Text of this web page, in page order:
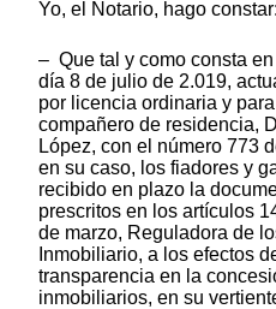
Yo, el Notario, hago constar:
– Que tal y como consta
día 8 de julio de 2.019,
por licencia ordinaria y
compañero de residencia,
López, con el número 773
en su caso, los fiadores y
recibido en plazo la
prescritos en los artículos
de marzo, Reguladora de
Inmobiliario, a los efectos
transparencia en la
inmobiliarios, en su